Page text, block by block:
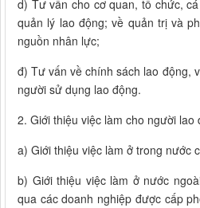
d) Tư vấn cho cơ quan, tổ chức,
quản lý lao động; về quản trị và
nguồn nhân lực;
đ) Tư vấn về chính sách lao động,
người sử dụng lao động.
2. Giới thiệu việc làm cho người lao
a) Giới thiệu việc làm ở trong nước
b) Giới thiệu việc làm ở nước
qua các doanh nghiệp được cấp